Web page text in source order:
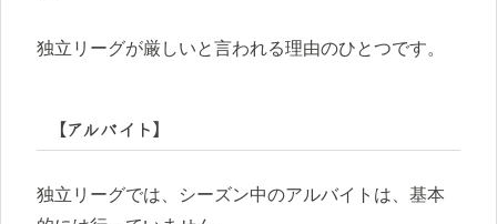
独立リーグが厳しいと言われる理由のひとつです。
【アルバイト】
独立リーグでは、シーズン中のアルバイトは、基本